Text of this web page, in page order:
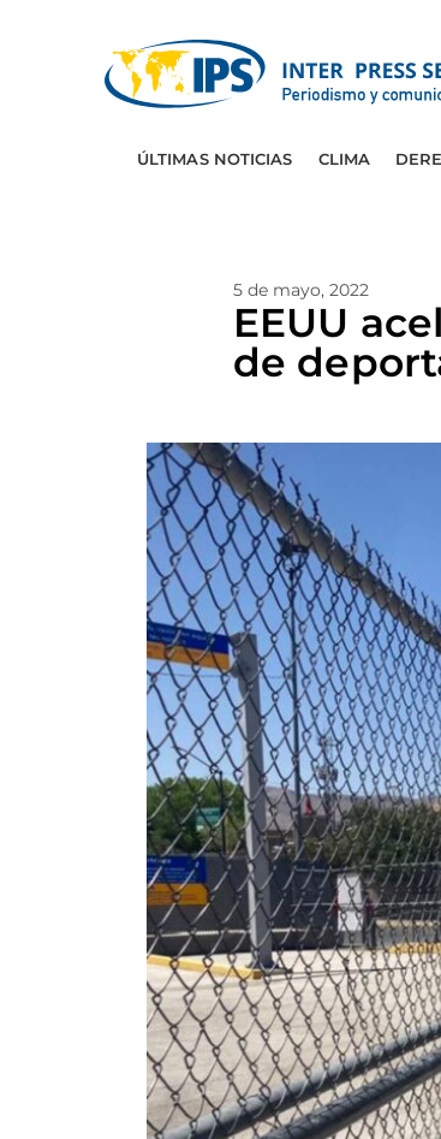
ÚLTIMAS NOTICIAS CLIMA
5 de mayo, 2022
EEUU
de